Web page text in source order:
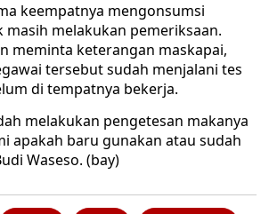
keempatnya mengonsumsi
masih melakukan pemeriksaan.
meminta keterangan maskapai,
tersebut sudah menjalani tes
di tempatnya bekerja.
melakukan pengetesan makanya
apakah baru gunakan atau sudah
Waseso. (bay)